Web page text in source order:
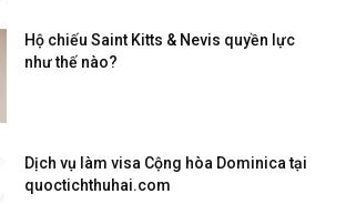
Hộ chiếu Saint Kitts & Nevis quyền lực
như thế nào?
Dịch vụ làm visa Cộng hòa Dominica tại
quoctichthuhai.com